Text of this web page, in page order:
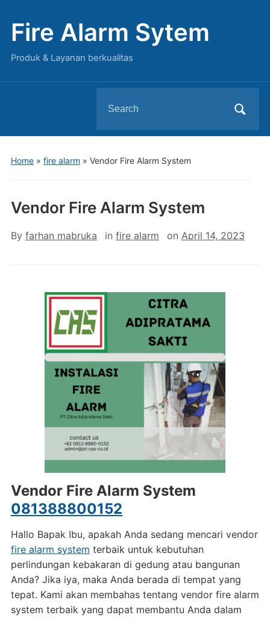
Fire Alarm Sytem
Produk & Layanan berkualitas
for:
Home» fire alarm » Vendor Fire Alarm System
Vendor Fire Alarm System
By farhan mabruka in fire alarm on April 14, 2023
Vendor Fire Alarm System
081388800152
Hallo Bapak Ibu, apakah Anda sedang mencari vendor
fire alarm system terbaik untuk kebutuhan
perlindungan kebakaran di gedung atau bangunan
Anda? Jika iya, maka Anda berada di tempat yang
tepat. Kami akan membahas tentang vendor fire alarm
system terbaik yang dapat membantu Anda dalam